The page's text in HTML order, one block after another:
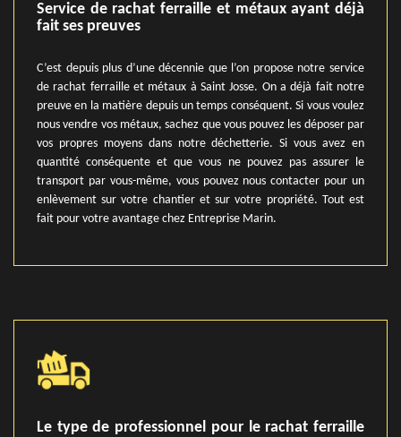
Service de rachat ferraille et métaux ayant déjà
fait ses preuves
C’est depuis plus d’une décennie que l’on propose notre service
de rachat ferraille et métaux à Saint Josse. On a déjà fait notre
preuve en la matière depuis un temps conséquent. Si vous voulez
nous vendre vos métaux, sachez que vous pouvez les déposer par
vos propres moyens dans notre déchetterie. Si vous avez en
quantité conséquente et que vous ne pouvez pas assurer le
transport par vous-même, vous pouvez nous contacter pour un
enlèvement sur votre chantier et sur votre propriété. Tout est
fait pour votre avantage chez Entreprise Marin.
Le type de professionnel pour le rachat ferraille